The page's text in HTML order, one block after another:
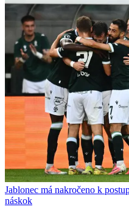
Jablonec má nakročeno k
náskok